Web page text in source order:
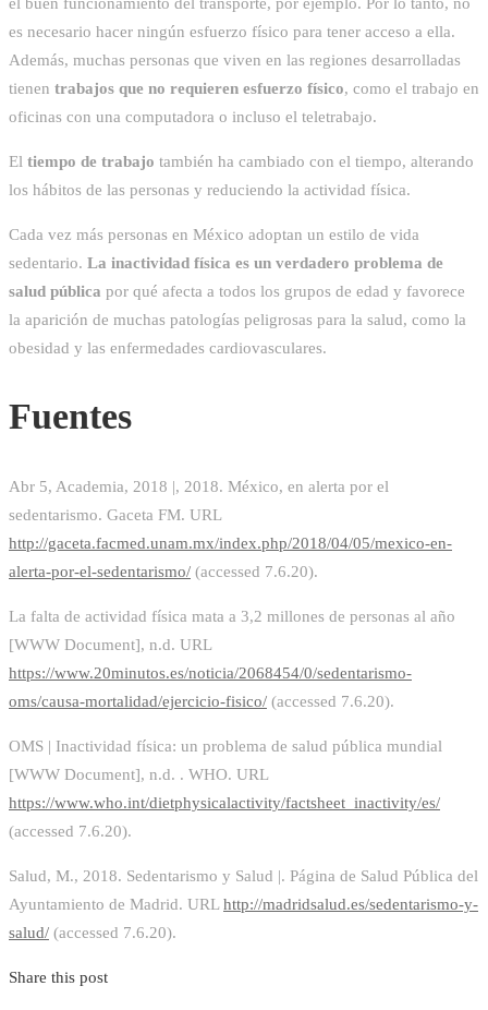
es necesario hacer ningún esfuerzo físico para tener acceso a ella.
Además, muchas personas que viven en las regiones desarrolladas
tienen trabajos que no requieren esfuerzo físico, como el trabajo en
oficinas con una computadora o incluso el teletrabajo.
El tiempo de trabajo también ha cambiado con el tiempo, alterando
los hábitos de las personas y reduciendo la actividad física.
Cada vez más personas en México adoptan un estilo de vida
sedentario. La inactividad física es un verdadero problema de
salud pública por qué afecta a todos los grupos de edad y favorece
la aparición de muchas patologías peligrosas para la salud, como la
obesidad y las enfermedades cardiovasculares.
Fuentes
Abr 5, Academia, 2018 |, 2018. México, en alerta por el
sedentarismo. Gaceta FM. URL
http://gaceta.facmed.unam.mx/index.php/2018/04/05/mexico-en-
alerta-por-el-sedentarismo/ (accessed 7.6.20).
La falta de actividad física mata a 3,2 millones de personas al año
[WWW Document], n.d. URL
https://www.20minutos.es/noticia/2068454/0/sedentarismo-
oms/causa-mortalidad/ejercicio-fisico/ (accessed 7.6.20).
OMS | Inactividad física: un problema de salud pública mundial
[WWW Document], n.d. . WHO. URL
https://www.who.int/dietphysicalactivity/factsheet_inactivity/es/
(accessed 7.6.20).
Salud, M., 2018. Sedentarismo y Salud |. Página de Salud Pública del
Ayuntamiento de Madrid. URLhttp://madridsalud.es/sedentarismo-y-
salud/ (accessed 7.6.20).
Share this post